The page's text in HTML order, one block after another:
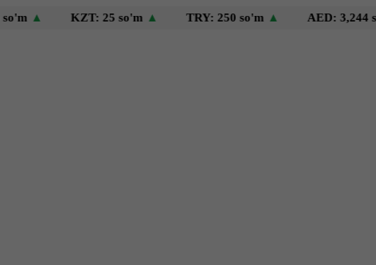
KZT: 25 so'm▲ TRY: 250 so'm▲ AED: 3,244 so'm▲